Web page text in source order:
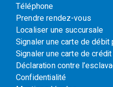
Téléphone
Prendre rendez-vous
Localiser une succursale
Signaler une carte de
Signaler une carte de
Déclaration contre
Confidentialité